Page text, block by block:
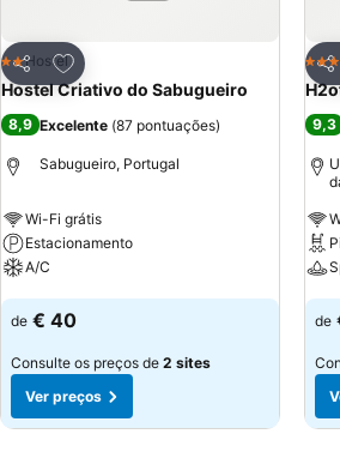
Partilhar
Adicionar aos favoritos
2 Estrelas
Hostel
Hostel Criativo do Sabugueiro
8,9 Excelente (87 pontuações)
Sabugueiro, Portugal
Wi-Fi grátis
Estacionamento
A/C
Ver preços
de € 40
Consulte os preços de 2 sites
Ver preços
4
9,3
de